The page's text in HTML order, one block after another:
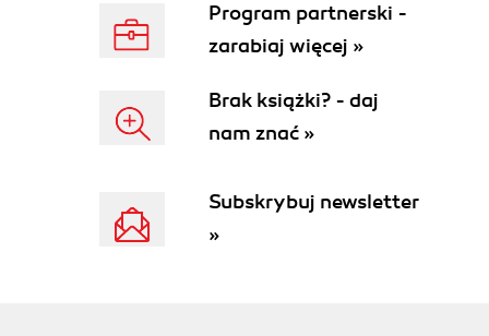
Program partnerski -
zarabiaj więcej »
Brak książki? - daj
nam znać »
Subskrybuj newsletter
»